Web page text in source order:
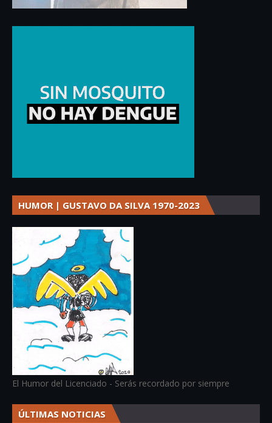
HUMOR | GUSTAVO DA SILVA 1970-2023
El Humor del Licenciado - Serás recordado por siempre
ÚLTIMAS NOTICIAS